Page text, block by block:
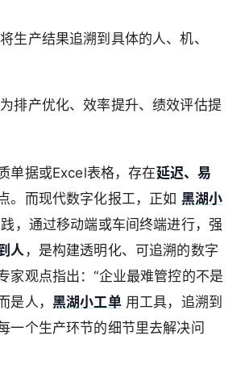
生产结果追溯到具体的人、机、
排产优化、效率提升、绩效评估提
单据或Excel表格，存在延迟、易
。而现代数字化报工，正如 黑湖小
，通过移动端或车间终端进行，强
人 ，是构建透明化、可追溯的数字
家观点指出：“企业最难管控的不是
是人， 黑湖小工单用工具，追溯到
一个生产环节的细节里去解决问